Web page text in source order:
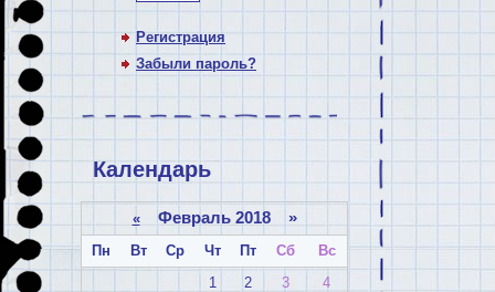
Регистрация
Забыли пароль?
Календарь
«Февраль 2018 »
Пн Вт Ср Чт Пт Сб
Вс
1
2 3
4